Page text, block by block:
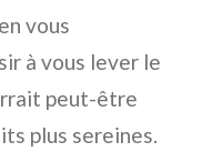
vous
à vous lever le
peut-être
plus sereines.